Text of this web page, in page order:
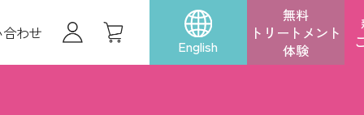
わせ
English
無料
トリートメント
体験